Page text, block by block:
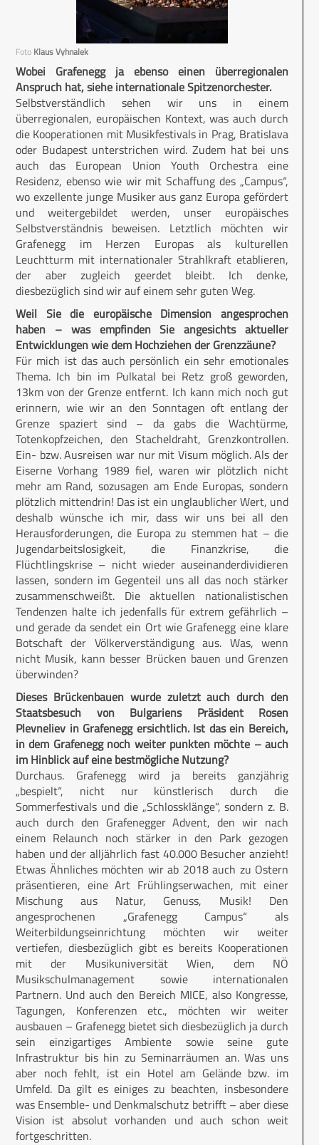
Foto Klaus Vyhnalek
Wobei Grafenegg ja ebenso einen überregionalen
Anspruch hat, siehe internationale Spitzenorchester.
Selbstverständlich sehen wir uns in einem
überregionalen, europäischen Kontext, was auch durch
die Kooperationen mit Musikfestivals in Prag, Bratislava
oder Budapest unterstrichen wird. Zudem hat bei uns
auch das European Union Youth Orchestra eine
Residenz, ebenso wie wir mit Schaffung des „Campus“,
wo exzellente junge Musiker aus ganz Europa gefördert
und weitergebildet werden, unser europäisches
Selbstverständnis beweisen. Letztlich möchten wir
Grafenegg im Herzen Europas als kulturellen
Leuchtturm mit internationaler Strahlkraft etablieren,
der aber zugleich geerdet bleibt. Ich denke,
diesbezüglich sind wir auf einem sehr guten Weg.
Weil Sie die europäische Dimension angesprochen
haben – was empfinden Sie angesichts aktueller
Entwicklungen wie dem Hochziehen der Grenzzäune?
Für mich ist das auch persönlich ein sehr emotionales
Thema. Ich bin im Pulkatal bei Retz groß geworden,
13km von der Grenze entfernt. Ich kann mich noch gut
erinnern, wie wir an den Sonntagen oft entlang der
Grenze spaziert sind – da gabs die Wachtürme,
Totenkopfzeichen, den Stacheldraht, Grenzkontrollen.
Ein- bzw. Ausreisen war nur mit Visum möglich. Als der
Eiserne Vorhang 1989 fiel, waren wir plötzlich nicht
mehr am Rand, sozusagen am Ende Europas, sondern
plötzlich mittendrin! Das ist ein unglaublicher Wert, und
deshalb wünsche ich mir, dass wir uns bei all den
Herausforderungen, die Europa zu stemmen hat – die
Jugendarbeitslosigkeit, die Finanzkrise, die
Flüchtlingskrise – nicht wieder auseinanderdividieren
lassen, sondern im Gegenteil uns all das noch stärker
zusammenschweißt. Die aktuellen nationalistischen
Tendenzen halte ich jedenfalls für extrem gefährlich –
und gerade da sendet ein Ort wie Grafenegg eine klare
Botschaft der Völkerverständigung aus. Was, wenn
nicht Musik, kann besser Brücken bauen und Grenzen
überwinden?
Dieses Brückenbauen wurde zuletzt auch durch den
Staatsbesuch von Bulgariens Präsident Rosen
Plevneliev in Grafenegg ersichtlich. Ist das ein Bereich,
in dem Grafenegg noch weiter punkten möchte – auch
im Hinblick auf eine bestmögliche Nutzung?
Durchaus. Grafenegg wird ja bereits ganzjährig
„bespielt“, nicht nur künstlerisch durch die
Sommerfestivals und die „Schlossklänge“, sondern z. B.
auch durch den Grafenegger Advent, den wir nach
einem Relaunch noch stärker in den Park gezogen
haben und der alljährlich fast 40.000 Besucher anzieht!
Etwas Ähnliches möchten wir ab 2018 auch zu Ostern
präsentieren, eine Art Frühlingserwachen, mit einer
Mischung aus Natur, Genuss, Musik! Den
angesprochenen „Grafenegg Campus“ als
Weiterbildungseinrichtung möchten wir weiter
vertiefen, diesbezüglich gibt es bereits Kooperationen
mit der Musikuniversität Wien, dem NÖ
Musikschulmanagement sowie internationalen
Partnern. Und auch den Bereich MICE, also Kongresse,
Tagungen, Konferenzen etc., möchten wir weiter
ausbauen – Grafenegg bietet sich diesbezüglich ja durch
sein einzigartiges Ambiente sowie seine gute
Infrastruktur bis hin zu Seminarräumen an. Was uns
aber noch fehlt, ist ein Hotel am Gelände bzw. im
Umfeld. Da gilt es einiges zu beachten, insbesondere
was Ensemble- und Denkmalschutz betrifft – aber diese
Vision ist absolut vorhanden und auch schon weit
fortgeschritten.